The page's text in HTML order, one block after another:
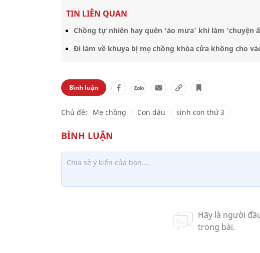
TIN LIÊN QUAN
Chồng tự nhiên hay quên 'áo mưa' khi làm
Đi làm về khuya bị mẹ chồng khóa cửa không cho
Bình luận
Chủ đề: Mẹ chồng Con dâu sinh con thứ 3